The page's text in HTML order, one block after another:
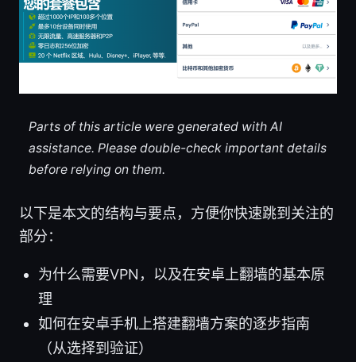
Parts of this article were generated with AI
assistance. Please double-check important details
before relying on them.
以下是本文的结构与要点，方便你快速跳到关注的
部分：
为什么需要VPN，以及在安卓上翻墙的基本原
理
如何在安卓手机上搭建翻墙方案的逐步指南
（从选择到验证）